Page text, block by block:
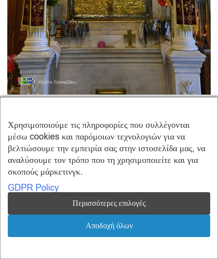
Χρησιμοποιούμε τις πληροφορίες που συλλέγονται
μέσω cookies και παρόμοιων τεχνολογιών για να
βελτιώσουμε την εμπειρία σας στην ιστοσελίδα μας, να
αναλύσουμε τον τρόπο που τη χρησιμοποιείτε και για
σκοπούς μάρκετινγκ.
GDPR Policy
Περισσότερες επιλογές
Αποδοχή όλων